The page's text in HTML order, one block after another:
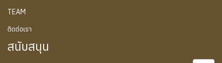
TEAM
ติดต่อเรา
สนับสนุน